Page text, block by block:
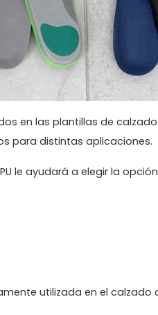
en las plantillas de
para distintas aplicaciones.
le ayudará a elegir la
utilizada en el calzado